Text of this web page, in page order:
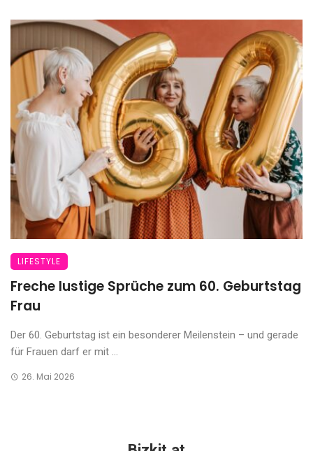
LIFESTYLE
Freche lustige Sprüche zum 60. Geburtstag
Frau
Der 60. Geburtstag ist ein besonderer Meilenstein – und gerade
für Frauen darf er mit ...
26. Mai 2026